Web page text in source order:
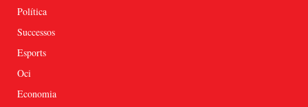
Política
Successos
Esports
Oci
Economia